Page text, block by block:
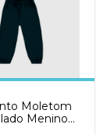
Moletom
Menino